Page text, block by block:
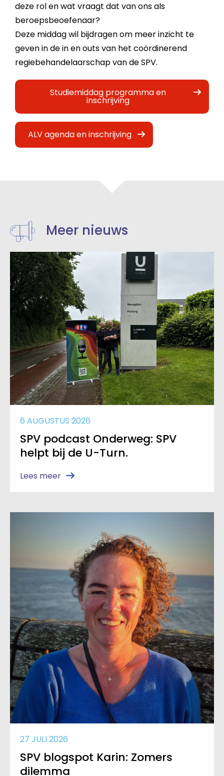
deze rol en wat vraagt dat van ons als
beroepsbeoefenaar?
Deze middag wil bijdragen om meer inzicht te
geven in de in en outs van het coördinerend
regiebehandelaarschap van de SPV.
Studiemiddag programma en
inschrijving
ALV agenda en inschrijving
Meer nieuws
6 AUGUSTUS 2026
SPV podcast Onderweg: SPV
helpt bij de U-Turn.
Lees meer
27 JULI 2026
SPV blogspot Karin: Zomers
dilemma